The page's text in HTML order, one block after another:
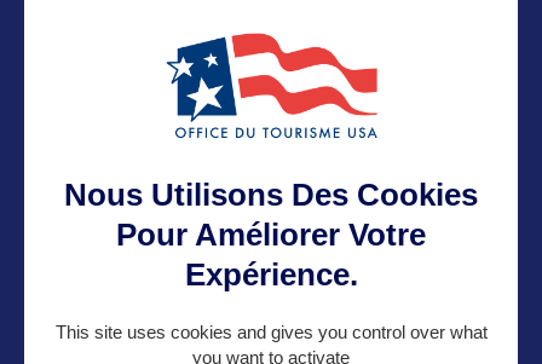
Columbus, OH 43216-1001 – USA
Contact presse
Dayna.Brownfield@development.ohio.gov
Contact pro
Nous Utilisons Des Cookies
Pour Améliorer Votre
Expérience.
This site uses cookies and gives you control over what
you want to activate